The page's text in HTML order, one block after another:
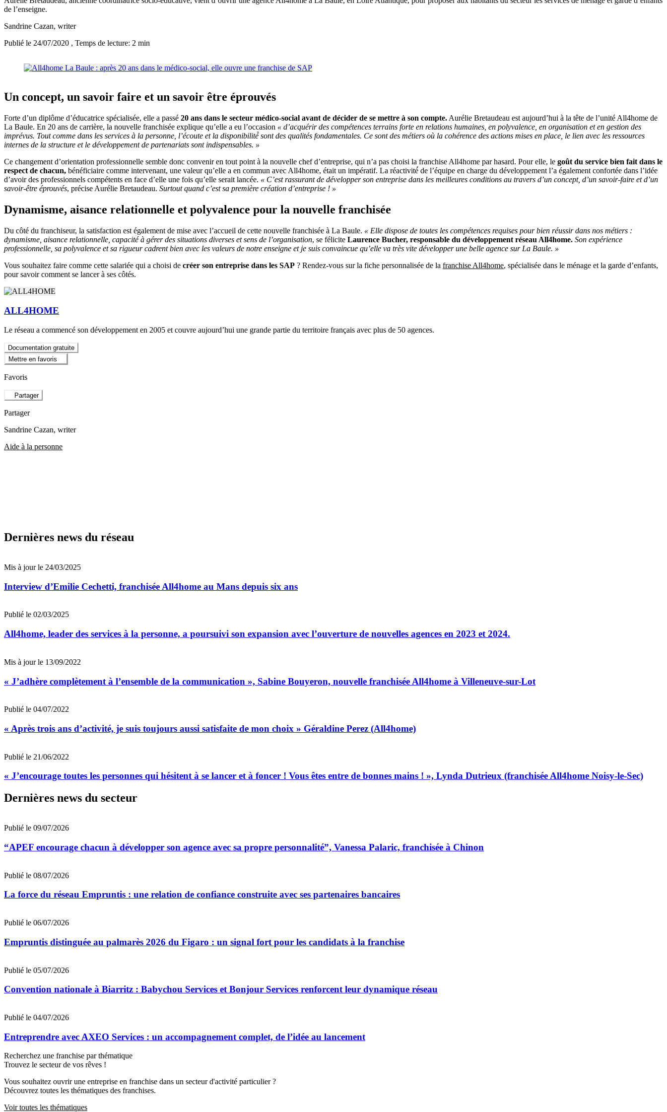
de l’enseigne.
Sandrine Cazan, writer
Publié le 24/07/2020 , Temps de lecture: 2 min
Un concept, un savoir faire et un savoir être éprouvés
Forte d’un diplôme d’éducatrice spécialisée, elle a passé 20 ans dans le secteur médico-social avant de décider de se mettre à son compte. Aurélie Bretaudeau est aujourd’hui à la tête de l’unité All4home de
La Baule. En 20 ans de carrière, la nouvelle franchisée explique qu’elle a eu l’occasion « d’acquérir des compétences terrains forte en relations humaines, en polyvalence, en organisation et en gestion des
imprévus. Tout comme dans les services à la personne, l’écoute et la disponibilité́ sont des qualités fondamentales. Ce sont des métiers où la cohérence des actions mises en place, le lien avec les ressources
internes de la structure et le développement de partenariats sont indispensables. »
Ce changement d’orientation professionnelle semble donc convenir en tout point à la nouvelle chef d’entreprise, qui n’a pas choisi la franchise All4home par hasard. Pour elle, le goût du service bien fait dans le
respect de chacun, bénéficiaire comme intervenant, une valeur qu’elle a en commun avec All4home, était un impératif. La réactivité́ de l’équipe en charge du développement l’a également confortée dans l’idée
d’avoir des professionnels compétents en face d’elle une fois qu’elle serait lancée. « C’est rassurant de développer son entreprise dans les meilleures conditions au travers d’un concept, d’un savoir-faire et d’un
savoir-être éprouvés, précise Aurélie Bretaudeau. Surtout quand c’est sa première création d’entreprise ! »
Dynamisme, aisance relationnelle et polyvalence pour la nouvelle franchisée
Du côté du franchiseur, la satisfaction est également de mise avec l’accueil de cette nouvelle franchisée à La Baule. « Elle dispose de toutes les compétences requises pour bien réussir dans nos métiers :
dynamisme, aisance relationnelle, capacité à gérer des situations diverses et sens de l’organisation, se félicite Laurence Bucher, responsable du développement réseau All4home. Son expérience
professionnelle, sa polyvalence et sa rigueur cadrent bien avec les valeurs de notre enseigne et je suis convaincue qu’elle va très vite développer une belle agence sur La Baule. »
Vous souhaitez faire comme cette salariée qui a choisi de créer son entreprise dans les SAP ? Rendez-vous sur la fiche personnalisée de la franchise All4home, spécialisée dans le ménage et la garde d’enfants,
pour savoir comment se lancer à ses côtés.
ALL4HOME
Le réseau a commencé son développement en 2005 et couvre aujourd’hui une grande partie du territoire français avec plus de 50 agences.
Documentation gratuite
Mettre en favoris
Favoris
Partager
Partager
Sandrine Cazan, writer
Aide à la personne
Dernières news du réseau
Mis à jour le 24/03/2025
Interview d’Emilie Cechetti, franchisée All4home au Mans depuis six ans
Publié le 02/03/2025
All4home, leader des services à la personne, a poursuivi son expansion avec l’ouverture de nouvelles agences en 2023 et 2024.
Mis à jour le 13/09/2022
« J’adhère complètement à l’ensemble de la communication », Sabine Bouyeron, nouvelle franchisée All4home à Villeneuve-sur-Lot
Publié le 04/07/2022
« Après trois ans d’activité, je suis toujours aussi satisfaite de mon choix » Géraldine Perez (All4home)
Publié le 21/06/2022
« J’encourage toutes les personnes qui hésitent à se lancer et à foncer ! Vous êtes entre de bonnes mains ! », Lynda Dutrieux (franchisée All4home Noisy-le-Sec)
Dernières news du secteur
Publié le 09/07/2026
“APEF encourage chacun à développer son agence avec sa propre personnalité”, Vanessa Palaric, franchisée à Chinon
Publié le 08/07/2026
La force du réseau Empruntis : une relation de confiance construite avec ses partenaires bancaires
Publié le 06/07/2026
Empruntis distinguée au palmarès 2026 du Figaro : un signal fort pour les candidats à la franchise
Publié le 05/07/2026
Convention nationale à Biarritz : Babychou Services et Bonjour Services renforcent leur dynamique réseau
Publié le 04/07/2026
Entreprendre avec AXEO Services : un accompagnement complet, de l’idée au lancement
Recherchez une franchise par thématique
Trouvez le secteur de vos rêves !
Vous souhaitez ouvrir une entreprise en franchise dans un secteur d'activité particulier ?
Découvrez toutes les thématiques des franchises.
Voir toutes les thématiques